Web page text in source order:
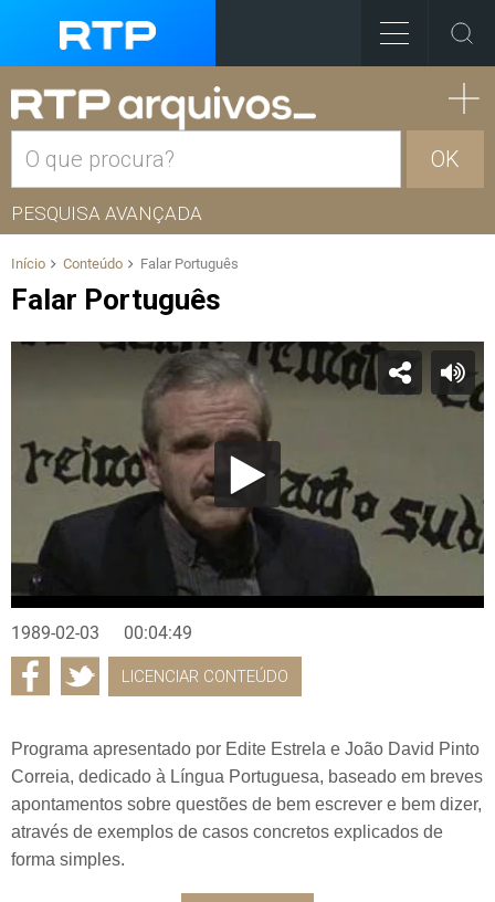
OK
PESQUISA AVANÇADA
Início Conteúdo Falar Português
Falar Português
1989-02-03 00:04:49
LICENCIAR CONTEÚDO
Programa apresentado por Edite Estrela e João David Pinto
Correia, dedicado à Língua Portuguesa, baseado em breves
apontamentos sobre questões de bem escrever e bem dizer,
através de exemplos de casos concretos explicados de
forma simples.